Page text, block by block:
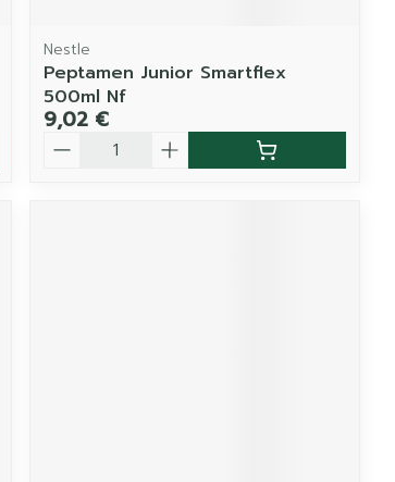
Nestle
Peptamen Junior Smartflex
500ml Nf
9,02 €
Quantité